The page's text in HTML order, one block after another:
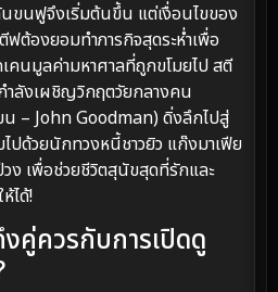
นขนฟูจึงเริ่มต้นขึ้น แต่เงื่อนไขของ
ฟต้องยอมทำภารกิจสุดระห่ำเพื่อ
คนมูลค่ามหาศาลที่ถูกขโมยไป สตี
ลังเผชิญวิกฤตวัยกลางคน
– John Goodman) ดิ่งลึกไปสู่
ปด้วยนักทวงหนี้ชาวยิว แก๊งมาเฟีย
วง เพื่อช่วยชีวิตสุนัขสุดที่รักและ
ได้!
คู่ควรกับการเปิดดู